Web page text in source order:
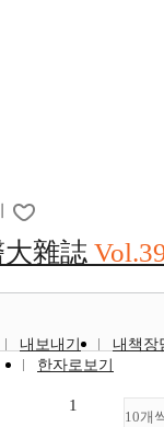
雜誌
내보내기
내책장
한자로보기
10개
1